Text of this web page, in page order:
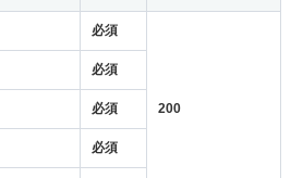
必須
200
必須
必須
必須